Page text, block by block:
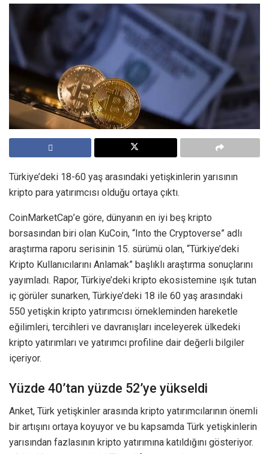
Türkiye’deki 18-60 yaş arasındaki yetişkinlerin yarısının
kripto para yatırımcısı olduğu ortaya çıktı.
CoinMarketCap’e göre, dünyanın en iyi beş kripto
borsasından biri olan KuCoin, “Into the Cryptoverse” adlı
araştırma raporu serisinin 15. sürümü olan, “Türkiye’deki
Kripto Kullanıcılarını Anlamak” başlıklı araştırma sonuçlarını
yayımladı. Rapor, Türkiye’deki kripto ekosistemine ışık tutan
iç görüler sunarken, Türkiye’deki 18 ile 60 yaş arasındaki
550 yetişkin kripto yatırımcısı örnekleminden hareketle
eğilimleri, tercihleri ve davranışları inceleyerek ülkedeki
kripto yatırımları ve yatırımcı profiline dair değerli bilgiler
içeriyor.
Yüzde 40’tan yüzde 52’ye yükseldi
Anket, Türk yetişkinler arasında kripto yatırımcılarının önemli
bir artışını ortaya koyuyor ve bu kapsamda Türk yetişkinlerin
yarısından fazlasının kripto yatırımına katıldığını gösteriyor.